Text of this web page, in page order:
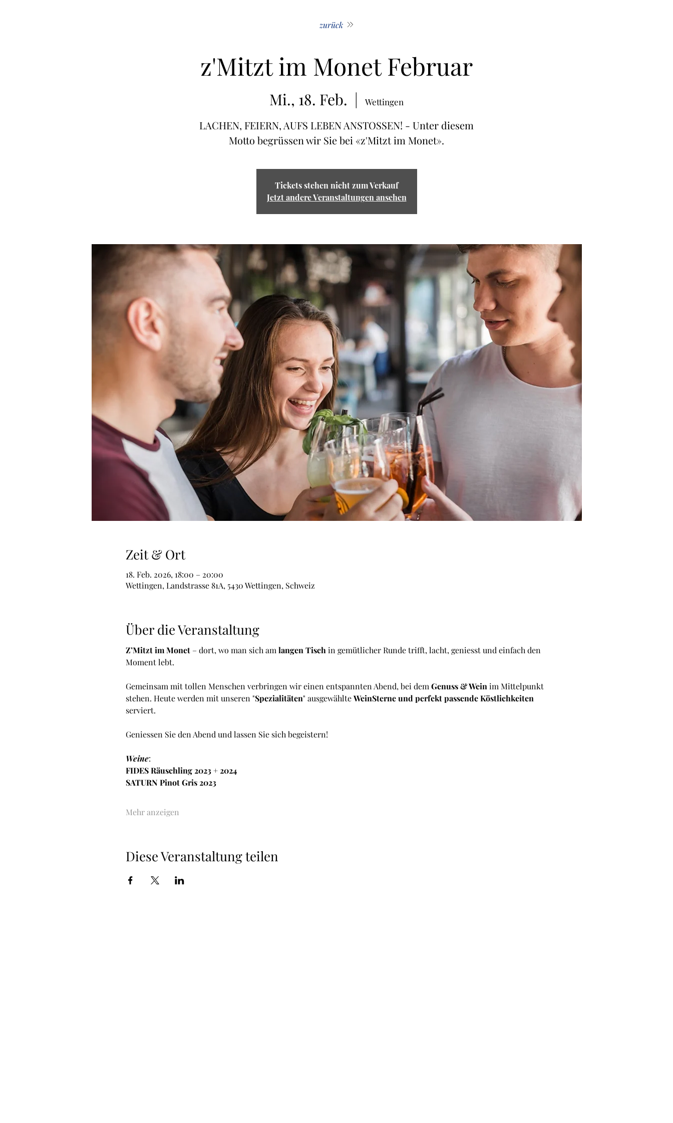
z'Mitzt im Monet Februar
Mi., 18. Feb.
  |
Wettingen
LACHEN, FEIERN, AUFS LEBEN ANSTOSSEN! - Unter diesem
Motto begrüssen wir Sie bei «z'Mitzt im Monet».
Tickets stehen nicht zum Verkauf
Jetzt andere Veranstaltungen ansehen
Zeit & Ort
18. Feb. 2026, 18:00 – 20:00
Wettingen, Landstrasse 81A, 5430 Wettingen, Schweiz
Über die Veranstaltung
Z’Mitzt im Monet – dort, wo man sich am langen Tisch in gemütlicher Runde trifft, lacht, geniesst und einfach den
Moment lebt.
Gemeinsam mit tollen Menschen verbringen wir einen entspannten Abend, bei dem Genuss & Wein im Mittelpunkt
stehen. Heute werden mit unseren "Spezialitäten" ausgewählte WeinSterne und perfekt passende Köstlichkeiten
serviert.
Geniessen Sie den Abend und lassen Sie sich begeistern!
Weine:
FIDES Räuschling 2023 + 2024
SATURN Pinot Gris 2023
Mehr anzeigen
Diese Veranstaltung teilen
zurück